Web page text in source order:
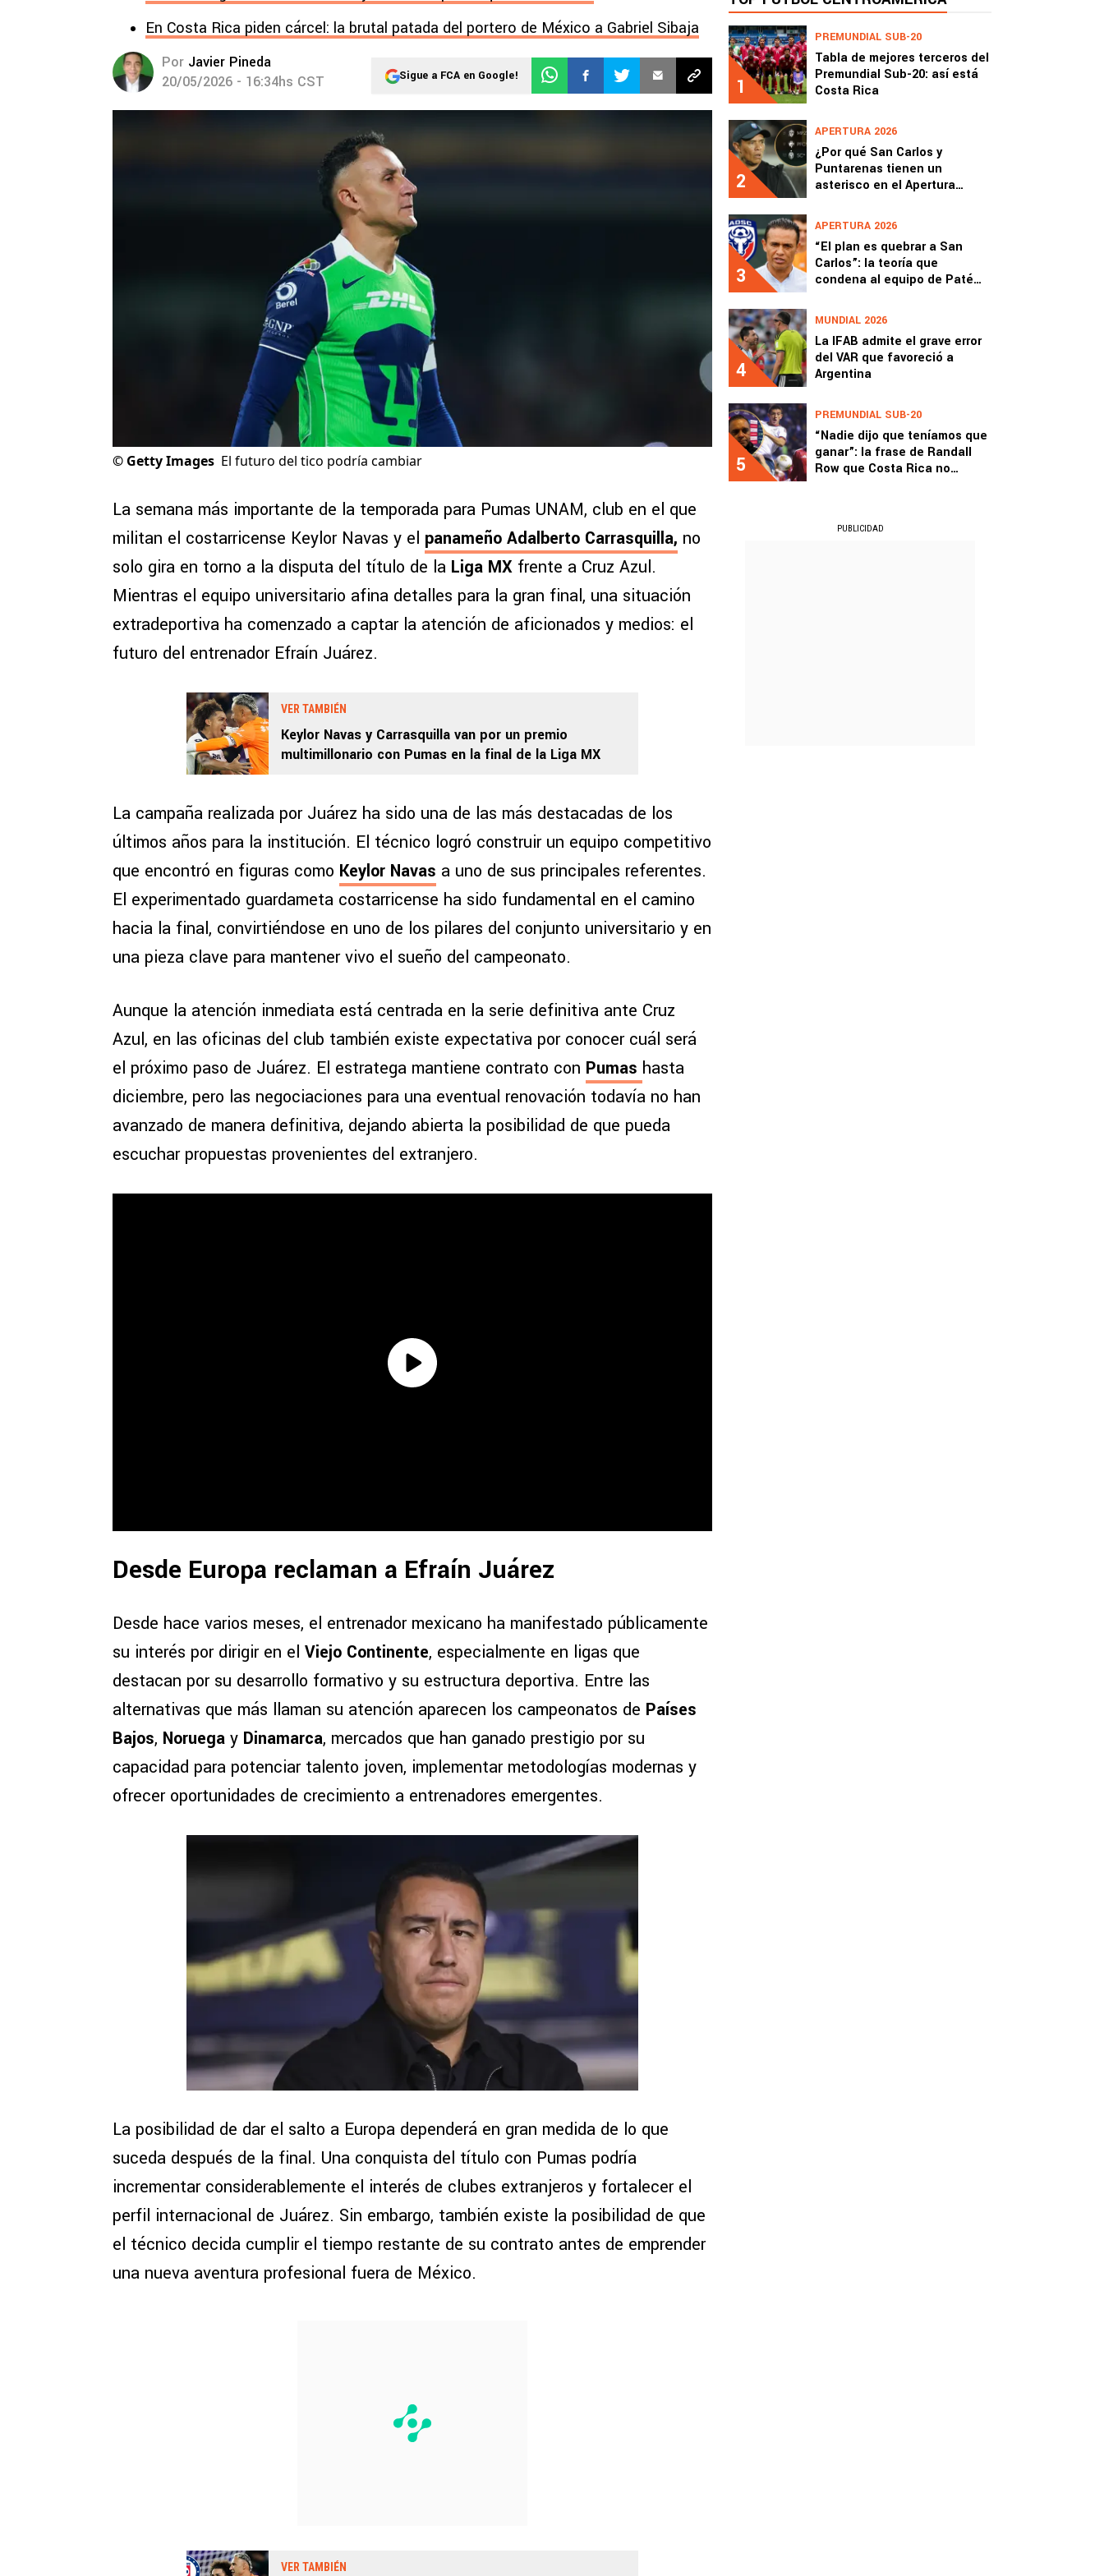
En Costa Rica piden cárcel: la brutal patada del portero de México a Gabriel Sibaja
Por Javier Pineda
20/05/2026 - 16:34hs CST
Sigue a FCA en Google!
© Getty Images El futuro del tico podría cambiar
La semana más importante de la temporada para Pumas UNAM, club en el que
militan el costarricense Keylor Navas y el panameño Adalberto Carrasquilla, no
solo gira en torno a la disputa del título de la Liga MX frente a Cruz Azul.
Mientras el equipo universitario afina detalles para la gran final, una situación
extradeportiva ha comenzado a captar la atención de aficionados y medios: el
futuro del entrenador Efraín Juárez.
VER TAMBIÉN
Keylor Navas y Carrasquilla van por un premio
multimillonario con Pumas en la final de la Liga MX
La campaña realizada por Juárez ha sido una de las más destacadas de los
últimos años para la institución. El técnico logró construir un equipo competitivo
que encontró en figuras como Keylor Navas a uno de sus principales referentes.
El experimentado guardameta costarricense ha sido fundamental en el camino
hacia la final, convirtiéndose en uno de los pilares del conjunto universitario y en
una pieza clave para mantener vivo el sueño del campeonato.
Aunque la atención inmediata está centrada en la serie definitiva ante Cruz
Azul, en las oficinas del club también existe expectativa por conocer cuál será
el próximo paso de Juárez. El estratega mantiene contrato con Pumas hasta
diciembre, pero las negociaciones para una eventual renovación todavía no han
avanzado de manera definitiva, dejando abierta la posibilidad de que pueda
escuchar propuestas provenientes del extranjero.
Desde Europa reclaman a Efraín Juárez
Desde hace varios meses, el entrenador mexicano ha manifestado públicamente
su interés por dirigir en el Viejo Continente, especialmente en ligas que
destacan por su desarrollo formativo y su estructura deportiva. Entre las
alternativas que más llaman su atención aparecen los campeonatos de Países
Bajos, Noruega y Dinamarca, mercados que han ganado prestigio por su
capacidad para potenciar talento joven, implementar metodologías modernas y
ofrecer oportunidades de crecimiento a entrenadores emergentes.
La posibilidad de dar el salto a Europa dependerá en gran medida de lo que
suceda después de la final. Una conquista del título con Pumas podría
incrementar considerablemente el interés de clubes extranjeros y fortalecer el
perfil internacional de Juárez. Sin embargo, también existe la posibilidad de que
el técnico decida cumplir el tiempo restante de su contrato antes de emprender
una nueva aventura profesional fuera de México.
VER TAMBIÉN
1
PREMUNDIAL SUB-20
Tabla de mejores terceros del
Premundial Sub-20: así está
Costa Rica
2
APERTURA 2026
¿Por qué San Carlos y
Puntarenas tienen un
asterisco en el Apertura
3
APERTURA 2026
“El plan es quebrar a San
Carlos”: la teoría que
condena al equipo de Paté
4
MUNDIAL 2026
La IFAB admite el grave error
del VAR que favoreció a
Argentina
5
PREMUNDIAL SUB-20
“Nadie dijo que teníamos que
ganar”: la frase de Randall
Row que Costa Rica no
PUBLICIDAD